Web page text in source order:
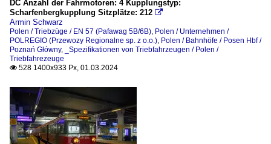
DC Anzahl der Fahrmotoren: 4 Kupplungstyp:
Scharfenbergkupplung Sitzplätze: 212 
Armin Schwarz
Polen / Triebzüge / EN 57 (Pafawag 5B/6B), Polen / Unternehmen /
POLREGIO (Przewozy Regionalne sp. z o.o.), Polen / Bahnhöfe / Posen Hbf /
Poznań Główny,
_Spezifikationen von Triebfahrzeugen / Polen /
Triebfahrezeuge
 528 1400x933 Px, 01.03.2024